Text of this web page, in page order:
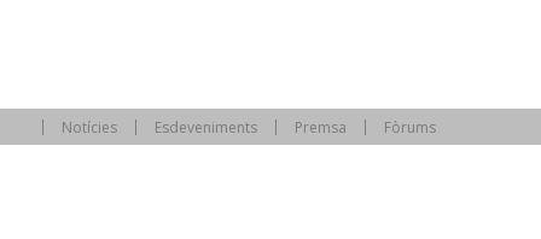
Notícies Esdeveniments Premsa Fòrums